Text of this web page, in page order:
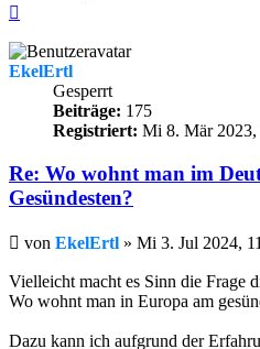
EkelErtl
Gesperrt
Beiträge: 175
Registriert: Mi 8. Mär 2023,
Re: Wo wohnt man im
Gesündesten?
Beitrag
von EkelErtl » Mi 3. Jul 2024,
Vielleicht macht es Sinn die Frage
Wo wohnt man in Europa am
Dazu kann ich aufgrund der